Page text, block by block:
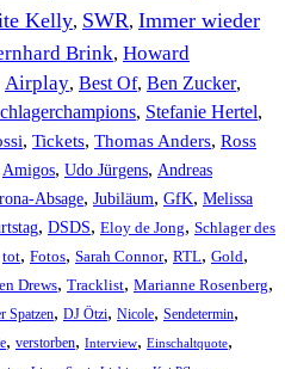
Kelly, SWR, Immer wieder
Brink, Howard
Airplay, Best Of, Ben Zucker,
, Stefanie Hertel,
, Tickets, Thomas Anders, Ross
Amigos, Udo Jürgens, Andreas
Absage, Jubiläum, GfK, Melissa
, DSDS, Eloy de Jong, Schlager des
tot, Fotos, Sarah Connor, RTL, Gold,
Drews, Tracklist, Marianne Rosenberg,
Spatzen, DJ Ötzi, Nicole, Sendetermin,
, verstorben, Interview, Einschaltquote,